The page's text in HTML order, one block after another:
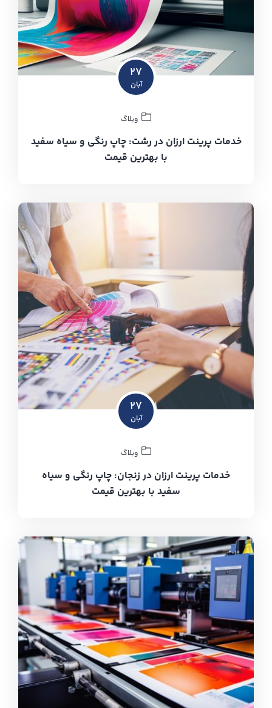
۲۷
آبان
وبلاگ
خدمات پرینت ارزان در رشت: چاپ رنگی و سیاه سفید
با بهترین قیمت
۲۷
آبان
وبلاگ
خدمات پرینت ارزان در زنجان: چاپ رنگی و سیاه
سفید با بهترین قیمت